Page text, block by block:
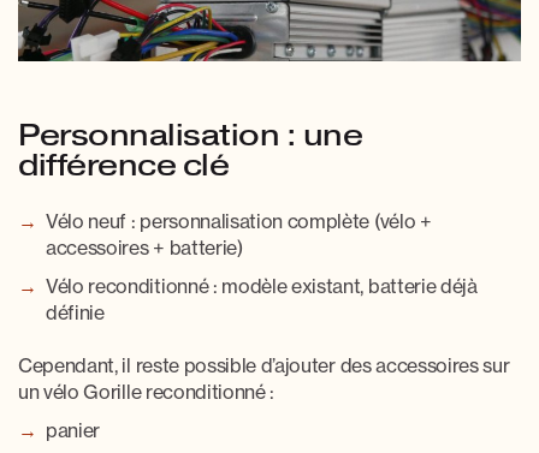
Personnalisation : une
différence clé
Vélo neuf : personnalisation complète (vélo +
accessoires + batterie)
Vélo reconditionné: modèle existant, batterie déjà
définie
Cependant, il reste possible d’ajouter des accessoires sur
un vélo Gorille reconditionné :
panier